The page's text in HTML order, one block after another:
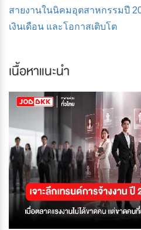
สายงานในนิคมอุตสาหกรรมปี
เงินเดือน และโอกาสเติบโต
เนื้อหาแนะนำ